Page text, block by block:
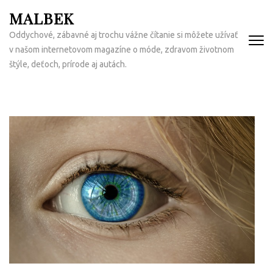
na
obsah
(Enter)
MALBEK
Oddychové, zábavné aj trochu vážne čítanie si môžete užívať
v našom internetovom magazíne o móde, zdravom životnom
štýle, deťoch, prírode aj autách.